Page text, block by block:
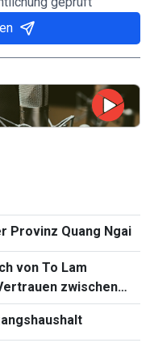
Provinz Quang Ngai
von To Lam
zwischen